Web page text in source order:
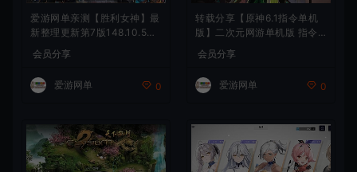
爱游网单亲测【胜利女神】最
新整理更新第7版148.10.5NI
活动148版本官服GM可无限
抽卡全剧情免虚拟机一键端视
频安装教学
会员分享
爱游网单 0
转载分享【原神6.1指令单机
版】二次元网游单机版 指令
背包 抽卡 商店 MOD 未亲测
图文教学
会员分享
爱游网单 0